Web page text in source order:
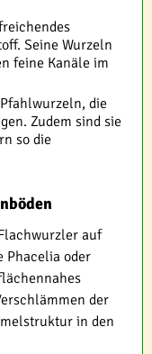
Seine Wurzeln
feine Kanäle im
die
Zudem sind sie
so die
auf
Phacelia oder
der
in den